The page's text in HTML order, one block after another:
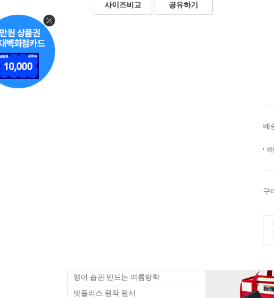
사이즈비교 공유하기
배
구
영어 습관 만드는 여름방학
넷플리스 원작 원서